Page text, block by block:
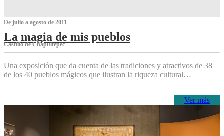
De julio a agosto de 2011
La magia de mis pueblos
Castillo de Chapultepec
Una exposición que da cuenta de las tradiciones y atractivos de 38
de los 40 pueblos mágicos que ilustran la riqueza cultural…
Ver más